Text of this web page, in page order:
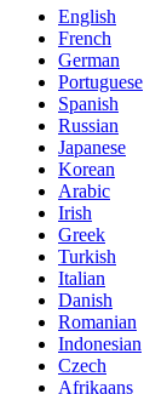
English
French
German
Portuguese
Spanish
Russian
Japanese
Korean
Arabic
Irish
Greek
Turkish
Italian
Danish
Romanian
Indonesian
Czech
Afrikaans